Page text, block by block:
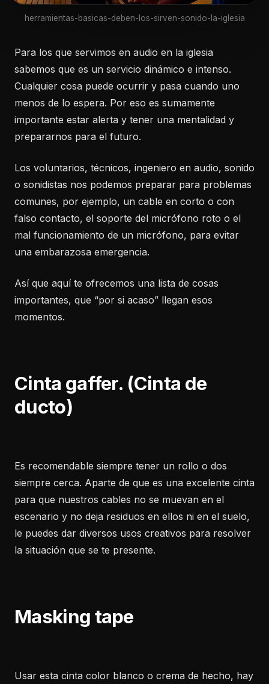
herramientas-basicas-deben-los-sirven-sonido-la-iglesia
Para los que servimos en audio en la iglesia
sabemos que es un servicio dinámico e intenso.
Cualquier cosa puede ocurrir y pasa cuando uno
menos de lo espera. Por eso es sumamente
importante estar alerta y tener una mentalidad y
prepararnos para el futuro.
Los voluntarios, técnicos, ingeniero en audio, sonido
o sonidistas nos podemos preparar para problemas
comunes, por ejemplo, un cable en corto o con
falso contacto, el soporte del micrófono roto o el
mal funcionamiento de un micrófono, para evitar
una embarazosa emergencia.
Así que aquí te ofrecemos una lista de cosas
importantes, que “por si acaso” llegan esos
momentos.
Cinta gaffer. (Cinta de
ducto)
Es recomendable siempre tener un rollo o dos
siempre cerca. Aparte de que es una excelente cinta
para que nuestros cables no se muevan en el
escenario y no deja residuos en ellos ni en el suelo,
le puedes dar diversos usos creativos para resolver
la situación que se te presente.
Masking tape
Usar esta cinta color blanco o crema de hecho, hay